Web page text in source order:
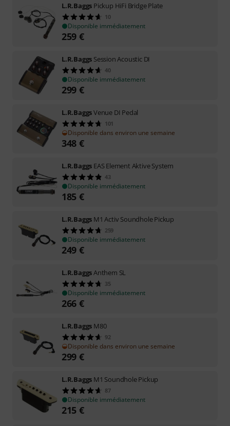
L.R.Baggs Pickup HiFi Bridge Plate
10
Disponible immédiatement
259 €
L.R.Baggs Session Acoustic DI
40
Disponible immédiatement
299 €
L.R.BaggsVenue DI Pedal
101
Disponible dans environ une semaine
348 €
L.R.Baggs EAS Element Aktive System
43
Disponible immédiatement
185 €
L.R.Baggs M1 Activ Soundhole Pickup
259
Disponible immédiatement
249 €
L.R.BaggsAnthem SL
35
Disponible immédiatement
266 €
L.R.Baggs M80
92
Disponible dans environ une semaine
299 €
L.R.Baggs M1 Soundhole Pickup
87
Disponible immédiatement
215 €